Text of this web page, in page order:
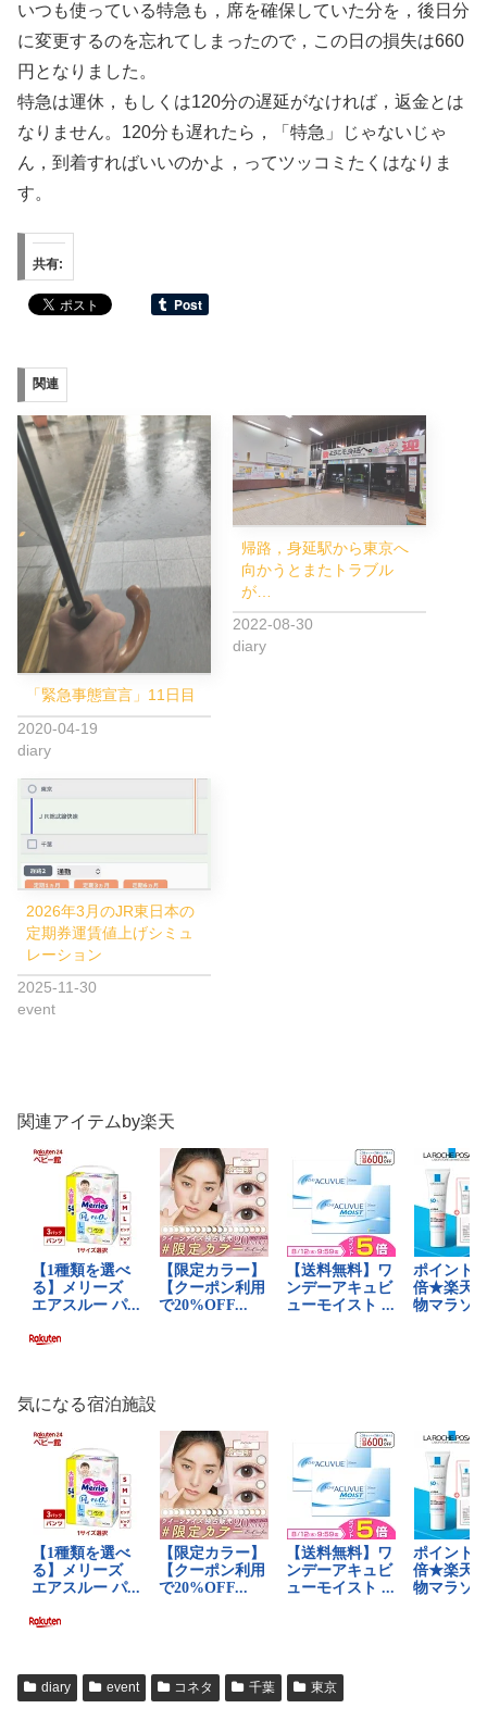
いつも使っている特急も，席を確保していた分を，後日分
に変更するのを忘れてしまったので，この日の損失は660
円となりました。
特急は運休，もしくは120分の遅延がなければ，返金とは
なりません。120分も遅れたら，「特急」じゃないじゃ
ん，到着すればいいのかよ，ってツッコミたくはなりま
す。
共有:
関連
「緊急事態宣言」11日目
2020-04-19
diary
帰路，身延駅から東京へ
向かうとまたトラブル
が…
2022-08-30
diary
2026年3月のJR東日本の
定期券運賃値上げシミュ
レーション
2025-11-30
event
関連アイテムby楽天
気になる宿泊施設
diary event コネタ 千葉 東京